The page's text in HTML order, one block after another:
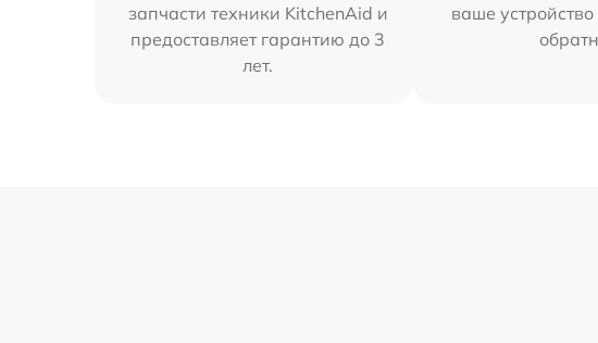
запчасти техники KitchenAid и
предоставляет гарантию до 3
лет.
ваше